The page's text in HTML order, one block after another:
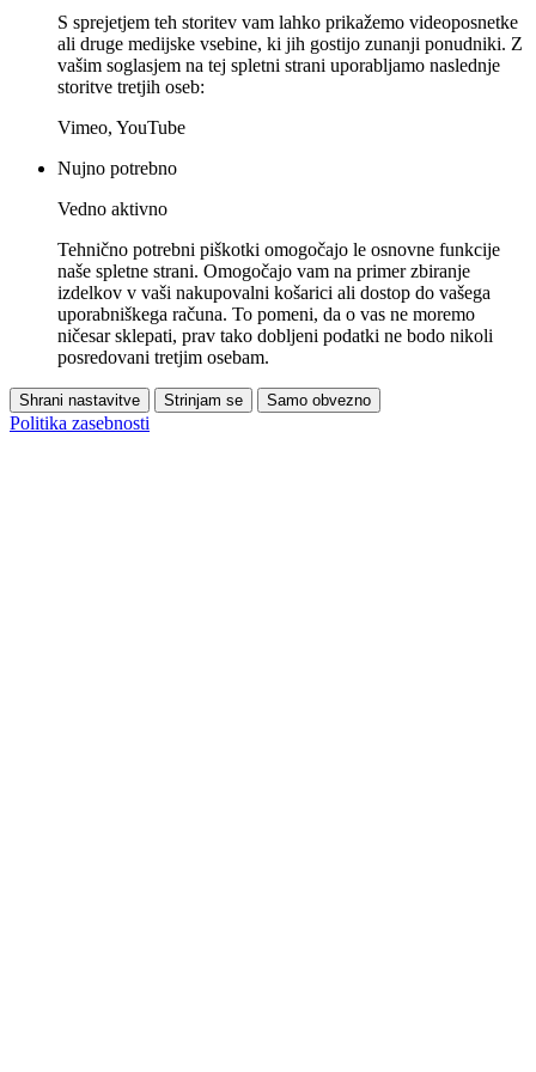
S sprejetjem teh storitev vam lahko prikažemo videoposnetke
ali druge medijske vsebine, ki jih gostijo zunanji ponudniki. Z
vašim soglasjem na tej spletni strani uporabljamo naslednje
storitve tretjih oseb:
Vimeo, YouTube
Nujno potrebno
Vedno aktivno
Tehnično potrebni piškotki omogočajo le osnovne funkcije
naše spletne strani. Omogočajo vam na primer zbiranje
izdelkov v vaši nakupovalni košarici ali dostop do vašega
uporabniškega računa. To pomeni, da o vas ne moremo
ničesar sklepati, prav tako dobljeni podatki ne bodo nikoli
posredovani tretjim osebam.
Shrani nastavitve Strinjam se Samo obvezno
Politika zasebnosti